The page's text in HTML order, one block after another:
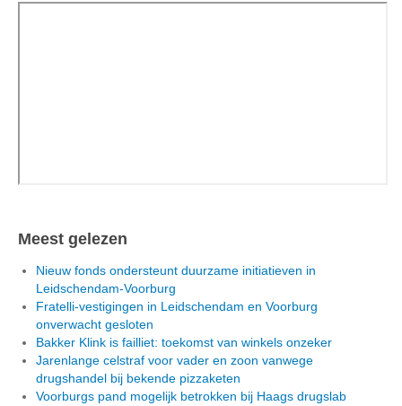
Meest gelezen
Nieuw fonds ondersteunt duurzame initiatieven in
Leidschendam-Voorburg
Fratelli-vestigingen in Leidschendam en Voorburg
onverwacht gesloten
Bakker Klink is failliet: toekomst van winkels onzeker
Jarenlange celstraf voor vader en zoon vanwege
drugshandel bij bekende pizzaketen
Voorburgs pand mogelijk betrokken bij Haags drugslab